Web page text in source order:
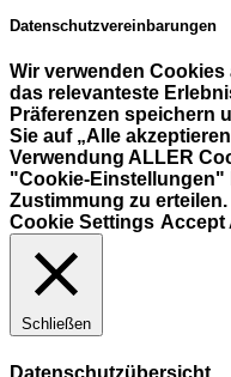
Datenschutzvereinbarungen
Wir verwenden
das relevanteste
Präferenzen speichern
Sie auf „Alle
Verwendung ALLER
"Cookie-Einstellungen"
Zustimmung zu erteilen.
Cookie Settings Accept
Schließen
Datenschutzübersicht